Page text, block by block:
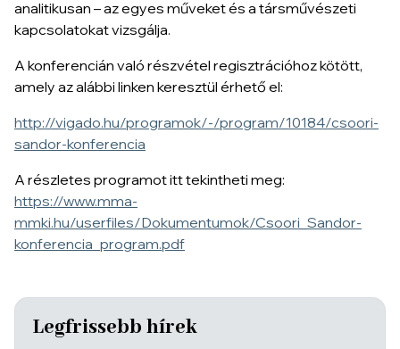
analitikusan – az egyes műveket és a társművészeti
kapcsolatokat vizsgálja.
A konferencián való részvétel regisztrációhoz kötött,
amely az alábbi linken keresztül érhető el:
http://vigado.hu/programok/-/program/10184/csoori-
sandor-konferencia
A részletes programot itt tekintheti meg:
https://www.mma-
mmki.hu/userfiles/Dokumentumok/Csoori_Sandor-
konferencia_program.pdf
Legfrissebb hírek